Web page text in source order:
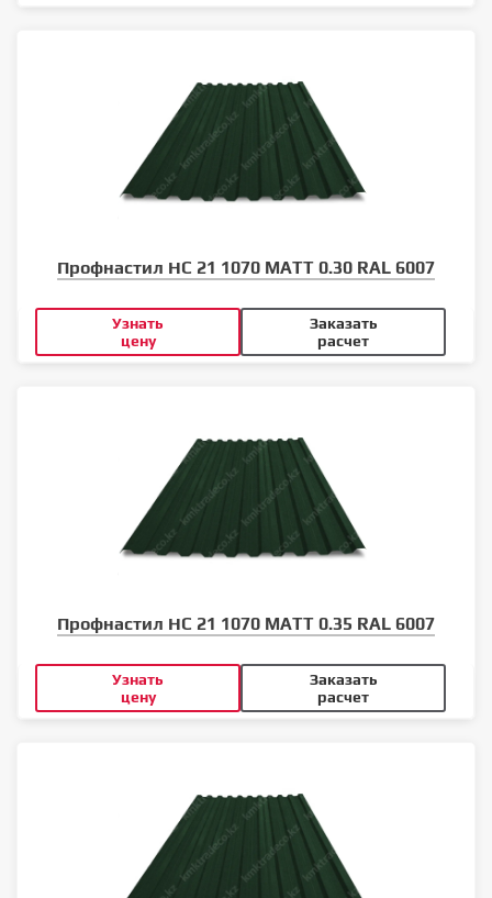
Профнастил НС 21 1070 MATT 0.30 RAL 6007
Узнать
цену
Заказать
расчет
Профнастил НС 21 1070 MATT 0.35 RAL 6007
Узнать
цену
Заказать
расчет